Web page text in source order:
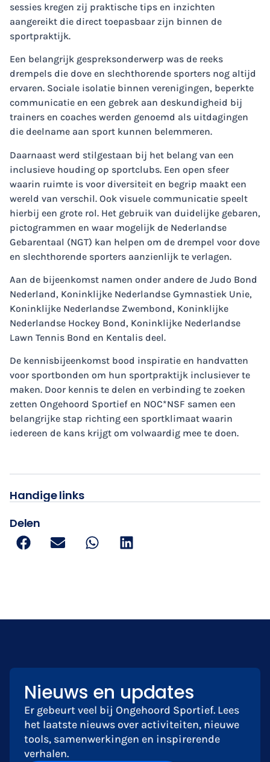
Handige links
Delen
sessies kregen zij praktische tips en inzichten
aangereikt die direct toepasbaar zijn binnen de
sportpraktijk.
Een belangrijk gespreksonderwerp was de reeks
drempels die dove en slechthorende sporters nog altijd
ervaren. Sociale isolatie binnen verenigingen, beperkte
communicatie en een gebrek aan deskundigheid bij
trainers en coaches werden genoemd als uitdagingen
die deelname aan sport kunnen belemmeren.
Daarnaast werd stilgestaan bij het belang van een
inclusieve houding op sportclubs. Een open sfeer
waarin ruimte is voor diversiteit en begrip maakt een
wereld van verschil. Ook visuele communicatie speelt
hierbij een grote rol. Het gebruik van duidelijke gebaren,
pictogrammen en waar mogelijk de Nederlandse
Gebarentaal (NGT) kan helpen om de drempel voor dove
en slechthorende sporters aanzienlijk te verlagen.
Aan de bijeenkomst namen onder andere de Judo Bond
Nederland, Koninklijke Nederlandse Gymnastiek Unie,
Koninklijke Nederlandse Zwembond, Koninklijke
Nederlandse Hockey Bond, Koninklijke Nederlandse
Lawn Tennis Bond en Kentalis deel.
De kennisbijeenkomst bood inspiratie en handvatten
voor sportbonden om hun sportpraktijk inclusiever te
maken. Door kennis te delen en verbinding te zoeken
zetten Ongehoord Sportief en NOC*NSF samen een
belangrijke stap richting een sportklimaat waarin
iedereen de kans krijgt om volwaardig mee te doen.
Nieuws en updates
Er gebeurt veel bij Ongehoord Sportief. Lees
het laatste nieuws over activiteiten, nieuwe
tools, samenwerkingen en inspirerende
verhalen.